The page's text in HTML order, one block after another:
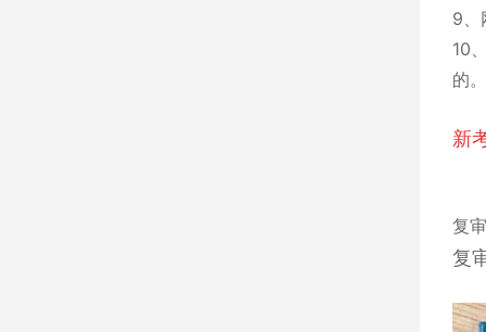
9、
10
的。
新
复
复